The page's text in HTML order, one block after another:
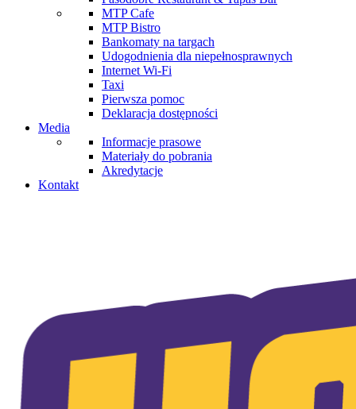
MTP Cafe
MTP Bistro
Bankomaty na targach
Udogodnienia dla niepełnosprawnych
Internet Wi-Fi
Taxi
Pierwsza pomoc
Deklaracja dostępności
Media
Informacje prasowe
Materiały do pobrania
Akredytacje
Kontakt